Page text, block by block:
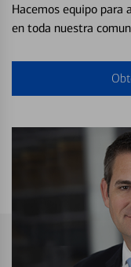
Hacemos equipo para
en toda nuestra